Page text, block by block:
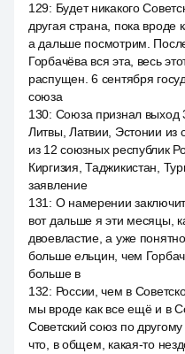
129: Будет никакого
другая страна, пока вроде
а дальше посмотрим.
Горбачёва вся эта, весь
распущен. 6 сентября
союза
130: Союза признал выход
Литвы, Латвии, Эстонии из
из 12 союзных республик
Киргизия, Таджикистан,
заявление
131 : О намерении
вот дальше я эти месяцы,
двоевластие, а уже
больше ельцин, чем
больше в
132: России, чем в
мы вроде как все ещё и в
Советский союз по
что, в общем, какая-то